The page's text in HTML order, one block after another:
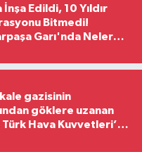
İnşa Edildi, 10 Yıldır
Bitmedi!
Garı'nda Neler
gazisinin
göklere uzanan
Hava Kuvvetleri’nin